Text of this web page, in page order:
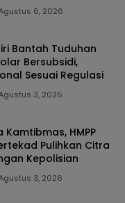
6, 2026
Bantah Tuduhan
Bersubsidi,
Sesuai Regulasi
3, 2026
HMPP
Pulihkan Citra
Kepolisian
3, 2026